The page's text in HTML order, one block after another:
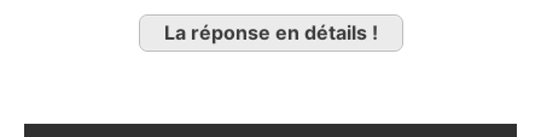
La réponse en détails !